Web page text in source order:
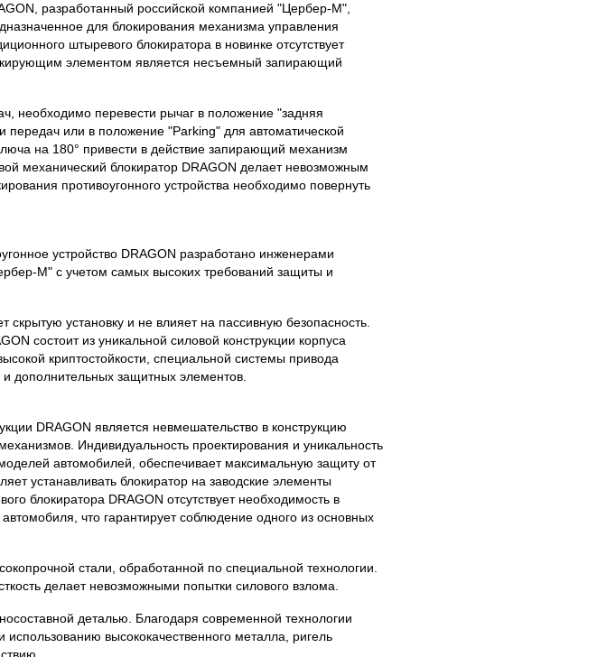
разработанный российской компанией "Цербер-М",
для блокирования механизма управления
штыревого блокиратора в новинке отсутствует
элементом является несъемный запирающий
необходимо перевести рычаг в положение "задняя
передач или в положение "Parking" для автоматической
на 180° привести в действие запирающий механизм
механический блокиратор DRAGON делает невозможным
противоугонного устройства необходимо повернуть
устройство DRAGON разработано инженерами
М" с учетом самых высоких требований защиты и
скрытую установку и не влияет на пассивную безопасность.
состоит из уникальной силовой конструкции корпуса
криптостойкости, специальной системы привода
дополнительных защитных элементов.
DRAGON является невмешательство в конструкцию
Индивидуальность проектирования и уникальность
автомобилей, обеспечивает максимальную защиту от
устанавливать блокиратор на заводские элементы
блокиратора DRAGON отсутствует необходимость в
что гарантирует соблюдение одного из основных
стали, обработанной по специальной технологии.
делает невозможными попытки силового взлома.
деталью. Благодаря современной технологии
высококачественного металла, ригель